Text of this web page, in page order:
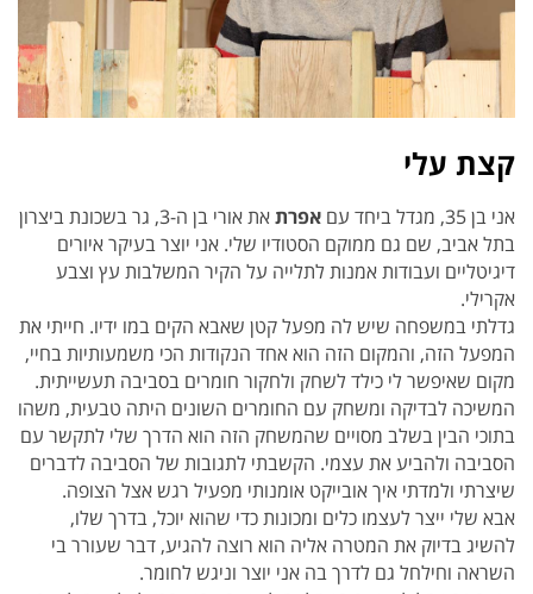
קצת עלי
אני בן 35, מגדל ביחד עם אפרת
את אורי בן ה-3, גר בשכונת ביצרון
בתל אביב, שם גם ממוקם הסטודיו שלי. אני יוצר בעיקר איורים
דיגיטליים ועבודות אמנות לתלייה על הקיר המשלבות עץ וצבע
אקרילי.
גדלתי במשפחה שיש לה מפעל קטן שאבא הקים במו ידיו. חייתי את
המפעל הזה, והמקום הזה הוא אחד הנקודות הכי משמעותיות בחיי,
מקום שאיפשר לי כילד לשחק ולחקור חומרים בסביבה תעשייתית.
המשיכה לבדיקה ומשחק עם החומרים השונים היתה טבעית, משהו
בתוכי הבין בשלב מסויים שהמשחק הזה הוא הדרך שלי לתקשר עם
הסביבה ולהביע את עצמי. הקשבתי לתגובות של הסביבה לדברים
שיצרתי ולמדתי איך אובייקט אומנותי מפעיל רגש אצל הצופה.
אבא שלי ייצר לעצמו כלים ומכונות כדי שהוא יוכל, בדרך שלו,
להשיג בדיוק את המטרה אליה הוא רוצה להגיע, דבר שעורר בי
השראה וחילחל גם לדרך בה אני יוצר וניגש לחומר.